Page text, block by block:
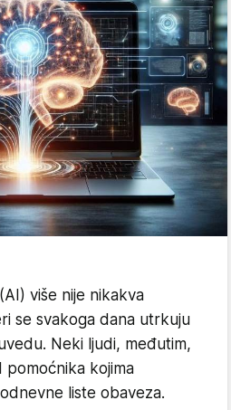
više nije nikakva
se svakoga dana utrkuju
Neki ljudi, međutim,
pomoćnika kojima
liste obaveza.